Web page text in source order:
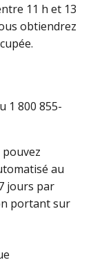
11 h et 13
obtiendrez
1 800 855-
au
jours par
portant sur